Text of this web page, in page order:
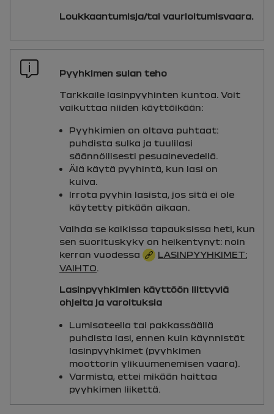
Loukkaantumisja/tai vaurioitumisvaara.
Pyyhkimen sulan teho
Tarkkaile lasinpyyhinten kuntoa. Voit
vaikuttaa niiden käyttöikään:
Pyyhkimien on oltava puhtaat:
puhdista sulka ja tuulilasi
säännöllisesti pesuainevedellä.
Älä käytä pyyhintä, kun lasi on
kuiva.
Irrota pyyhin lasista, jos sitä ei ole
käytetty pitkään aikaan.
Vaihda se kaikissa tapauksissa heti, kun
sen suorituskyky on heikentynyt: noin
kerran vuodessa
LASINPYYHKIMET:
VAIHTO.
Lasinpyyhkimien käyttöön liittyviä
ohjeita ja varoituksia
Lumisateella tai pakkassäällä
puhdista lasi, ennen kuin käynnistät
lasinpyyhkimet (pyyhkimen
moottorin ylikuumenemisen vaara).
Varmista, ettei mikään haittaa
pyyhkimen liikettä.